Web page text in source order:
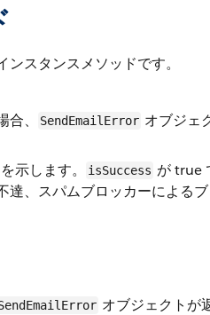
スタンスメソッドです。
、 SendEmailError オブジェ
示します。 isSuccess が true
、スパムブロッカーによる
オブジェクトが